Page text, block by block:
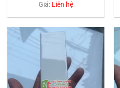
Giá: Liên hệ